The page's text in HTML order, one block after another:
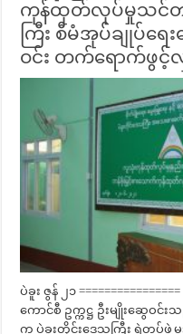
ကုန်ထုတ်လုပ်မှုသင်တန်
ကြီး စီမံအုပ်ချုပ်ရေး
ဝင်း တက်ရောက်ဖွင့်
ပဲခူး ဇွန် ၂၁
ကောင်စီ ဥက္ကဋ္ဌ ဦးမျိုးဆွေဝင်
က ပဲခူးတိုင်းဒေသကြီး ရဲတပ်ဖွဲ့